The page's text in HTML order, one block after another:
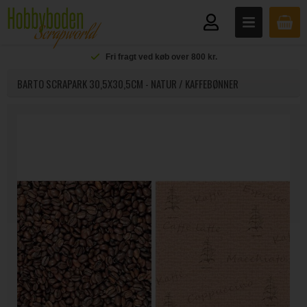
Fri fragt ved køb over 800 kr.
BARTO SCRAPARK 30,5X30,5CM - NATUR / KAFFEBØNNER